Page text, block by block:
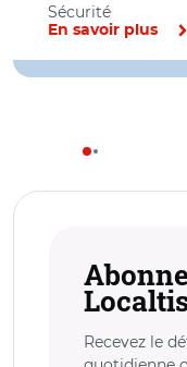
Sécurité
En savoir plus
Recevez le